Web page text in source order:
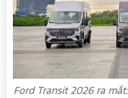
Ford Transit 2026 ra